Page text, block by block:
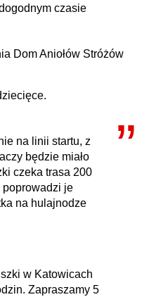
czasie
Dom Aniołów Stróżów
na linii startu, z
będzie miało
czeka trasa 200
poprowadzi je
na hulajnodze
w Katowicach
Zapraszamy 5